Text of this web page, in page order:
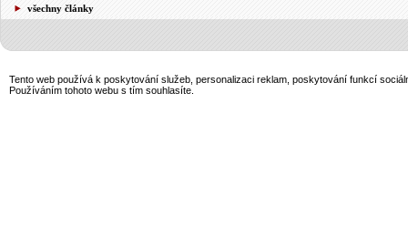
všechny články
Tento web používá k poskytování služeb, personalizaci reklam, poskytování funkcí
Používáním tohoto webu s tím souhlasíte.